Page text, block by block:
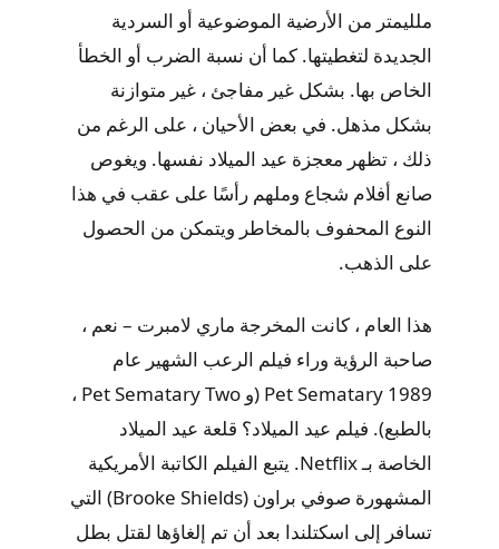
ملليمتر من الأرضية الموضوعية أو السردية
الجديدة لتغطيتها. كما أن نسبة الضرب أو الخطأ
الخاص بها. بشكل غير مفاجئ ، غير متوازنة
بشكل مذهل. في بعض الأحيان ، على الرغم من
ذلك ، تظهر معجزة عيد الميلاد نفسها. ويغوص
صانع أفلام شجاع وملهم رأسًا على عقب في هذا
النوع المحفوف بالمخاطر ويتمكن من الحصول
على الذهب.
هذا العام ، كانت المخرجة ماري لامبرت – نعم ،
صاحبة الرؤية وراء فيلم الرعب الشهير عام
1989 Pet Sematary (و Pet Sematary Two ،
بالطبع). فيلم عيد الميلاد؟ قلعة عيد الميلاد
الخاصة بـ Netflix. يتبع الفيلم الكاتبة الأمريكية
المشهورة صوفي براون (Brooke Shields) التي
تسافر إلى اسكتلندا بعد أن تم إلغاؤها لقتل بطل